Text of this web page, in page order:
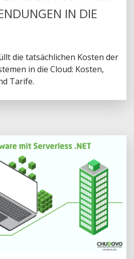
IN DIE
die tatsächlichen Kosten der
in die Cloud: Kosten,
Tarife.